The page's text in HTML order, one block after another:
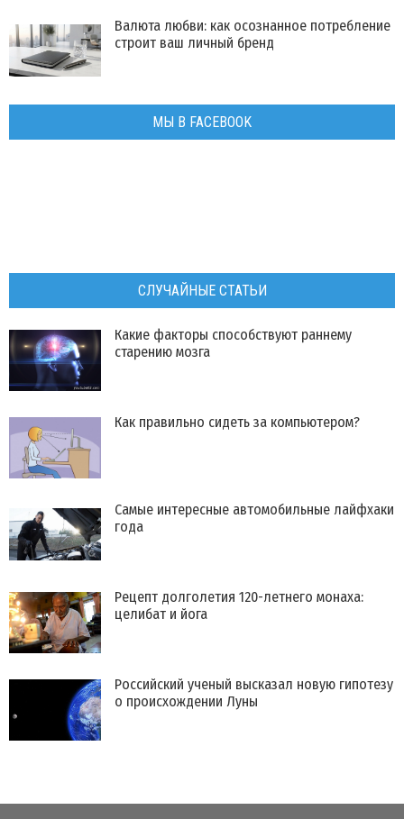
Валюта любви: как осознанное потребление
строит ваш личный бренд
МЫ В FACEBOOK
СЛУЧАЙНЫЕ СТАТЬИ
​Какие факторы способствуют раннему
старению мозга
Как правильно сидеть за компьютером?
Самые интересные автомобильные лайфхаки
года
Рецепт долголетия 120-летнего монаха:
целибат и йога
Российский ученый высказал новую гипотезу
о происхождении Луны